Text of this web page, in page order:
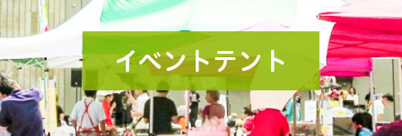
イベントテント